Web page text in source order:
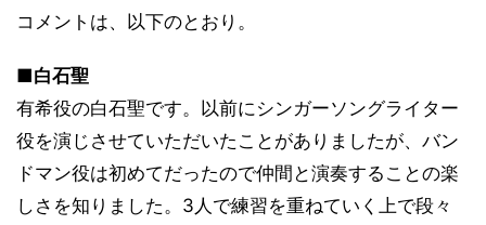
コメントは、以下のとおり。
■白石聖
有希役の白石聖です。以前にシンガーソングライター
役を演じさせていただいたことがありましたが、バン
ドマン役は初めてだったので仲間と演奏することの楽
しさを知りました。3人で練習を重ねていく上で段々